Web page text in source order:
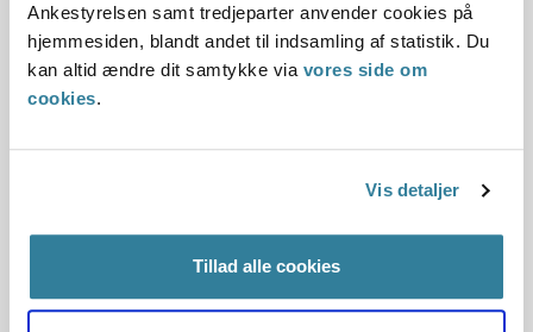
Ankestyrelsen samt tredjeparter anvender cookies på
hjemmesiden, blandt andet til indsamling af statistik. Du
kan altid ændre dit samtykke via vores side om
cookies.
Vis detaljer
Tillad alle cookies
Kom med til Ankestyrelsens webinar
om dokumentation 19. juni 2025
den 19. juni 2025. Her afholder vi nemlig webinar om
dokumentation - med eksempler fra sager om
Læs mere om kurset og tilmeld dig